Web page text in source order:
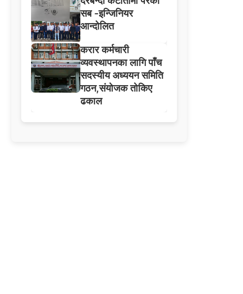
सब -इन्जिनियर
आन्दोलित
करार कर्मचारी
व्यवस्थापनका लागि पाँच
सदस्यीय अध्ययन समिति
गठन,संयोजक तोकिए
ढकाल